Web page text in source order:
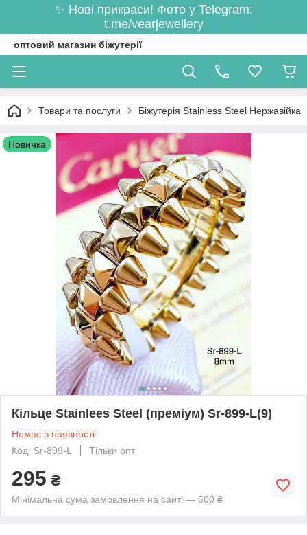
✨ Нові прикраси! Фото у Telegram:
t.me/vearjewellery
оптовий магазин біжутерії
Товари та послуги Біжутерія Stainless Steel Нержавійка
Новинка
Кільце Stainlees Steel (преміум) Sr-899-L(9)
Немає в наявності
Код: Sr-899-L
Тільки опт
295 ₴
Мінімальна сума замовлення на сайті — 500 ₴